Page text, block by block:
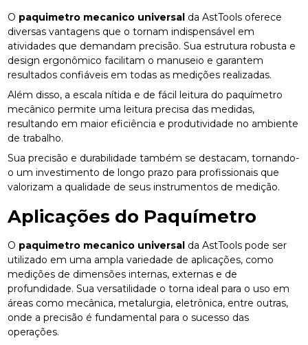
O paquimetro mecanico universal da AstTools oferece
diversas vantagens que o tornam indispensável em
atividades que demandam precisão. Sua estrutura robusta e
design ergonômico facilitam o manuseio e garantem
resultados confiáveis em todas as medições realizadas.
Além disso, a escala nítida e de fácil leitura do paquímetro
mecânico permite uma leitura precisa das medidas,
resultando em maior eficiência e produtividade no ambiente
de trabalho.
Sua precisão e durabilidade também se destacam, tornando-
o um investimento de longo prazo para profissionais que
valorizam a qualidade de seus instrumentos de medição.
Aplicações do Paquímetro
O paquimetro mecanico universal da AstTools pode ser
utilizado em uma ampla variedade de aplicações, como
medições de dimensões internas, externas e de
profundidade. Sua versatilidade o torna ideal para o uso em
áreas como mecânica, metalurgia, eletrônica, entre outras,
onde a precisão é fundamental para o sucesso das
operações.